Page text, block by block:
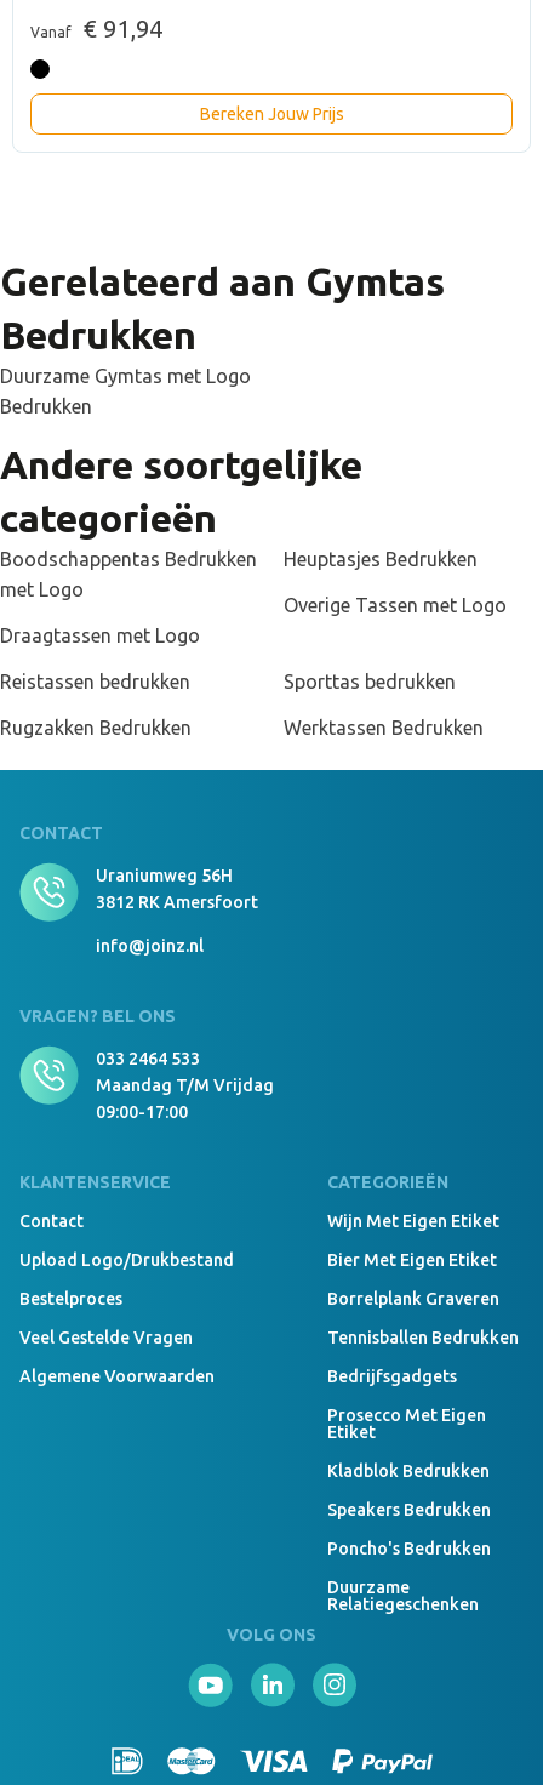
Vanaf € 91,94
Bereken Jouw Prijs
Gerelateerd aan Gymtas
Bedrukken
Duurzame Gymtas met Logo
Bedrukken
Andere soortgelijke
categorieën
Boodschappentas Bedrukken
met Logo
Draagtassen met Logo
Heuptasjes Bedrukken
Overige Tassen met Logo
Reistassen bedrukken
Rugzakken Bedrukken
Sporttas bedrukken
Werktassen Bedrukken
CONTACT
Uraniumweg 56H
3812 RK Amersfoort
info@joinz.nl
VRAGEN? BEL ONS
033 2464 533
Maandag T/m Vrijdag
09:00-17:00
KLANTENSERVICE
Contact
Upload Logo/drukbestand
Bestelproces
Veel Gestelde Vragen
Algemene Voorwaarden
CATEGORIEËN
Wijn Met Eigen Etiket
Bier Met Eigen Etiket
Borrelplank Graveren
Tennisballen Bedrukken
Bedrijfsgadgets
Prosecco Met Eigen
Etiket
Kladblok Bedrukken
Speakers Bedrukken
Poncho's Bedrukken
Duurzame
Relatiegeschenken
VOLG ONS